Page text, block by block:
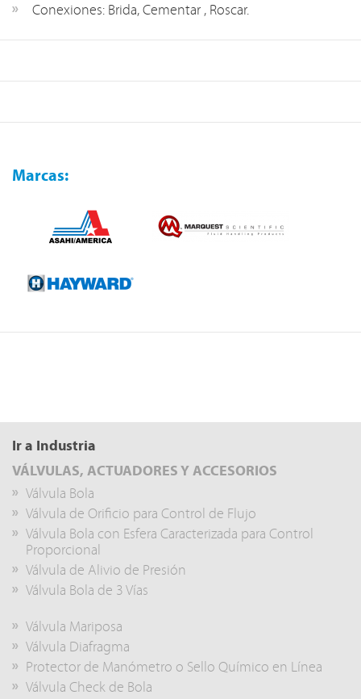
Conexiones: Brida, Cementar , Roscar.
Marcas:
Ir a Industria
VÁLVULAS, ACTUADORES Y ACCESORIOS
Válvula Bola
Válvula de Orificio para Control de Flujo
Válvula Bola con Esfera Caracterizada para Control
Proporcional
Válvula de Alivio de Presión
Válvula Bola de 3 Vías
Válvula Mariposa
Válvula Diafragma
Protector de Manómetro o Sello Químico en Línea
Válvula Check de Bola